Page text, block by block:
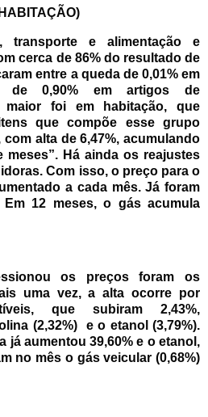
transporte e alimentação e
cerca de 86% do resultado de
entre a queda de 0,01% em
0,90% em artigos de
maior foi em habitação, que
que compõe esse grupo
alta de 6,47%, acumulando
meses”. Há ainda os reajustes
Com isso, o preço para o
a cada mês.Já foram
12 meses, o gás acumula
os preços foram os
uma vez, a alta ocorre por
que subiram 2,43%,
(2,32%) e o etanol (3,79%).
já aumentou 39,60% e o etanol,
no mês o gás veicular (0,68%)